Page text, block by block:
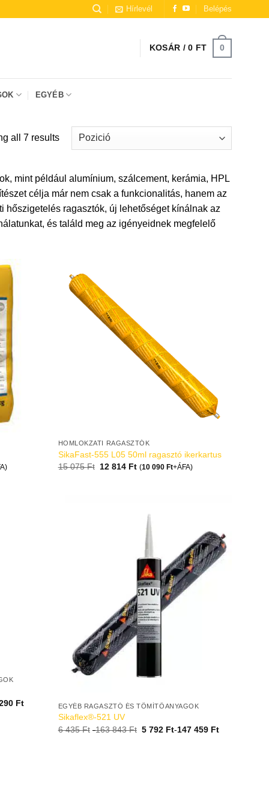
Hírlevél Belépés
KOSÁR /0 FT 0
EGYÉB
all 7 results
mint például alumínium, szálcement, kerámia, HPL
célja már nem csak a funkcionalitás, hanem az
ragasztók, új lehetőséget kínálnak az
és találd meg az igényeidnek megfelelő
HOMLOKZATI RAGASZTÓK
SikaFast-555 L05 50ml ragasztó ikerkartus
15 075Ft 12 814 Ft (10 090 Ft+ÁFA)
Ft EGYÉB RAGASZTÓ ÉS TÖMÍTŐANYAGOK
Sikaflex®-521 UV
6 435Ft -163 843Ft 5 792 Ft-147 459 Ft